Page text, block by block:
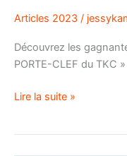
Articles 2023 /
Découvrez les
PORTE-CLEF du TKC »
Lire la suite »